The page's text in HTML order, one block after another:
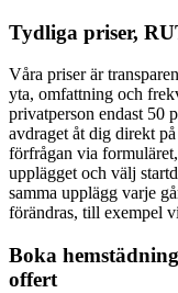
Tydliga priser,
Våra priser är
yta, omfattning och
privatperson endast 50
avdraget åt dig direkt
förfrågan via
upplägget och välj
samma upplägg varje
förändras, till exempel
Boka
offert